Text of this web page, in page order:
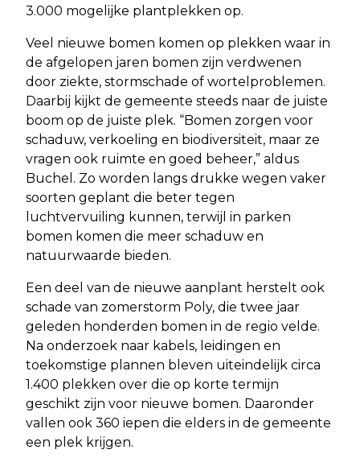
3.000 mogelijke plantplekken op.
Veel nieuwe bomen komen op plekken waar in
de afgelopen jaren bomen zijn verdwenen
door ziekte, stormschade of wortelproblemen.
Daarbij kijkt de gemeente steeds naar de juiste
boom op de juiste plek. “Bomen zorgen voor
schaduw, verkoeling en biodiversiteit, maar ze
vragen ook ruimte en goed beheer,” aldus
Buchel. Zo worden langs drukke wegen vaker
soorten geplant die beter tegen
luchtvervuiling kunnen, terwijl in parken
bomen komen die meer schaduw en
natuurwaarde bieden.
Een deel van de nieuwe aanplant herstelt ook
schade van zomerstorm Poly, die twee jaar
geleden honderden bomen in de regio velde.
Na onderzoek naar kabels, leidingen en
toekomstige plannen bleven uiteindelijk circa
1.400 plekken over die op korte termijn
geschikt zijn voor nieuwe bomen. Daaronder
vallen ook 360 iepen die elders in de gemeente
een plek krijgen.